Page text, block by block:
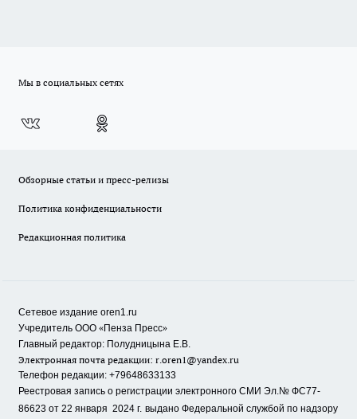
Мы в социальных сетях
Обзорные статьи и пресс-релизы
Политика конфиденциальности
Редакционная политика
Сетевое издание oren1.ru
Учредитель ООО «Пенза Пресс»
Главный редактор: Полудницына Е.В.
Электронная почта редакции: r.oren1@yandex.ru
Телефон редакции: +79648633133
Реестровая запись о регистрации электронного СМИ Эл.№ ФС77-
86623 от 22 января 2024 г. выдано Федеральной службой по надзору